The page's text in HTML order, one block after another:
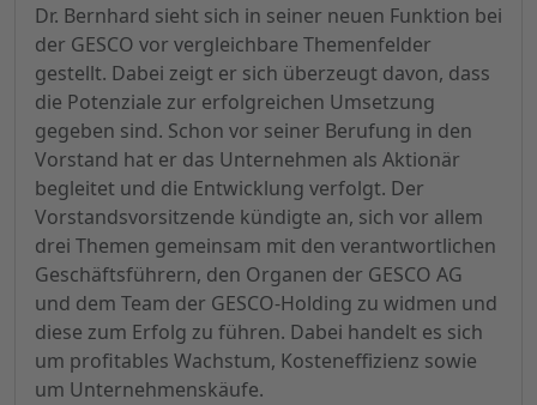
Dr. Bernhard sieht sich in seiner neuen Funktion bei
der GESCO vor vergleichbare Themenfelder
gestellt. Dabei zeigt er sich überzeugt davon, dass
die Potenziale zur erfolgreichen Umsetzung
gegeben sind. Schon vor seiner Berufung in den
Vorstand hat er das Unternehmen als Aktionär
begleitet und die Entwicklung verfolgt. Der
Vorstandsvorsitzende kündigte an, sich vor allem
drei Themen gemeinsam mit den verantwortlichen
Geschäftsführern, den Organen der GESCO AG
und dem Team der GESCO-Holding zu widmen und
diese zum Erfolg zu führen. Dabei handelt es sich
um profitables Wachstum, Kosteneffizienz sowie
um Unternehmenskäufe.